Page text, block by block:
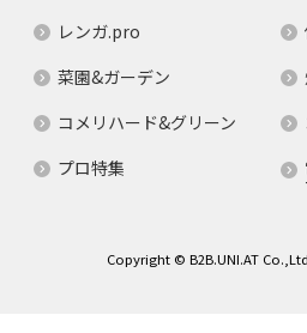
レンガ.pro
菜園&ガーデン
コメリハード&グリーン
プロ特集
Copyright © B2B.UNI.AT